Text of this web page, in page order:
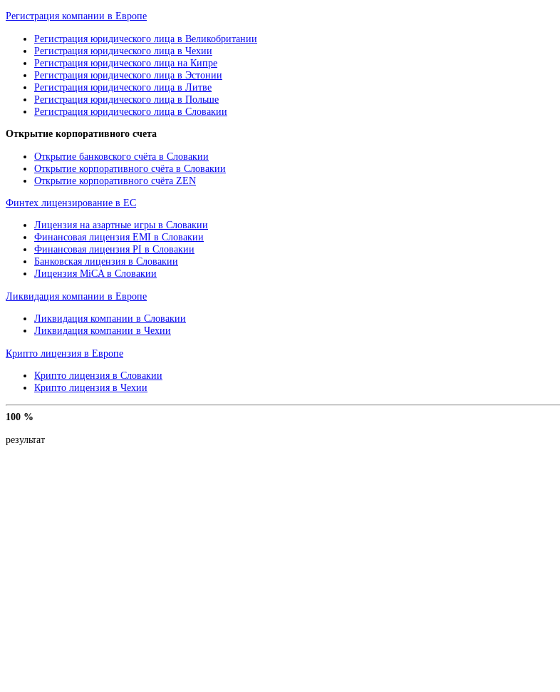
Регистрация компании в Европе
Регистрация юридического лица в Великобритании
Регистрация юридического лица в Чехии
Регистрация юридического лица на Кипре
Регистрация юридического лица в Эстонии
Регистрация юридического лица в Литве
Регистрация юридического лица в Польше
Регистрация юридического лица в Словакии
Открытие корпоративного счета
Открытие банковского счёта в Словакии
Открытие корпоративного счёта в Словакии
Открытие корпоративного счёта ZEN
Финтех лицензирование в ЕС
Лицензия на азартные игры в Словакии
Финансовая лицензия EMI в Словакии
Финансовая лицензия PI в Словакии
Банковская лицензия в Словакии
Лицензия MiCA в Словакии
Ликвидация компании в Европе
Ликвидация компании в Словакии
Ликвидация компании в Чехии
Крипто лицензия в Европе
Крипто лицензия в Словакии
Крипто лицензия в Чехии
100 %
результат